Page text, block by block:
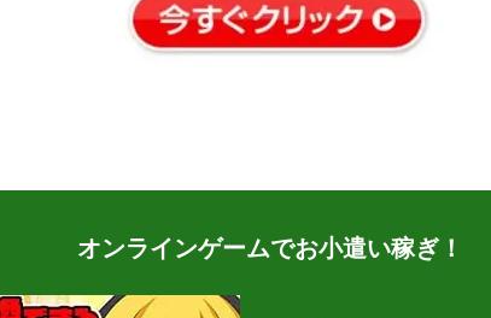
オンラインゲームでお小遣い稼ぎ！